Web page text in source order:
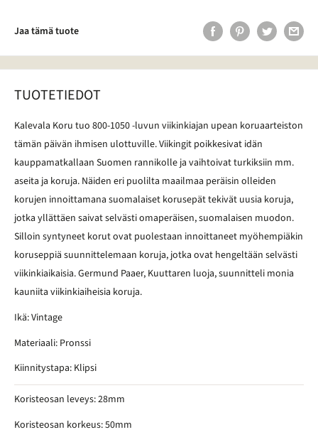
Jaa tämä tuote
TUOTETIEDOT
Kalevala Koru tuo 800-1050 -luvun viikinkiajan upean koruaarteiston
tämän päivän ihmisen ulottuville. Viikingit poikkesivat idän
kauppamatkallaan Suomen rannikolle ja vaihtoivat turkiksiin mm.
aseita ja koruja. Näiden eri puolilta maailmaa peräisin olleiden
korujen innoittamana suomalaiset korusepät tekivät uusia koruja,
jotka yllättäen saivat selvästi omaperäisen, suomalaisen muodon.
Silloin syntyneet korut ovat puolestaan innoittaneet myöhempiäkin
koruseppiä suunnittelemaan koruja, jotka ovat hengeltään selvästi
viikinkiaikaisia. Germund Paaer, Kuuttaren luoja, suunnitteli monia
kauniita viikinkiaiheisia koruja.
Ikä: Vintage
Materiaali: Pronssi
Kiinnitystapa: Klipsi
Koristeosan leveys: 28mm
Koristeosan korkeus: 50mm